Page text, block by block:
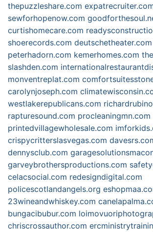
thepuzzleshare.com
sewforhopenow.com
curtishomecare.com
shoerecords.com deutschetheater.com
peterhadorn.com kemerhomes.com
slashden.com
monventreplat.com
carolynjoseph.com
westlakerepublicans.com
rapturesound.com procleaningmn.com
printedvillagewholesale.com
crispycritterslasvegas.com
dennysclub.com
garveybrothersproductions.com
celacsocial.com redesigndigital.com
policescotlandangels.org
23wineandwhiskey.com
bungacibubur.com
chriscrossauthor.com